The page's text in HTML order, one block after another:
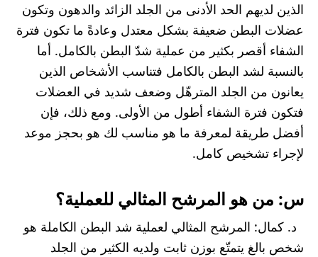
الذين لديهم الحد الأدنى من الجلد الزائد والدهون وتكون
عضلات البطن ضعيفة بشكل معتدل وعادةً ما تكون فترة
الشفاء أقصر بكثير من عملية شدّ البطن بالكامل. أما
بالنسبة لشد البطن بالكامل فتناسب الأشخاص الذين
يعانون من الجلد المترهّل وضعف شديد في العضلات
فتكون فترة الشفاء أطول من الأولى. ومع ذلك، فإن
أفضل طريقة لمعرفة ما هو مناسب لك هو بحجز موعد
لإجراء تشخيص كامل.
س: من هو المرشح المثالي للعملية؟
د. كمال: المرشح المثالي لعملية شد البطن الكاملة هو
شخص بالغ يتمتّع بوزن ثابت ولديه الكثير من الجلد